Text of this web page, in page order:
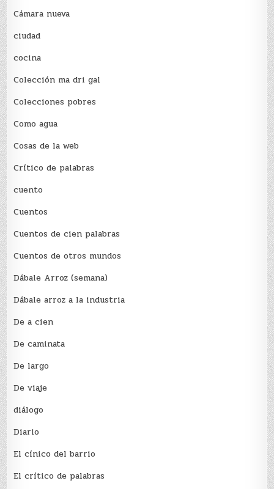
Cámara nueva
ciudad
cocina
Colección ma dri gal
Colecciones pobres
Como agua
Cosas de la web
Crítico de palabras
cuento
Cuentos
Cuentos de cien palabras
Cuentos de otros mundos
Dábale Arroz (semana)
Dábale arroz a la industria
De a cien
De caminata
De largo
De viaje
diálogo
Diario
El cínico del barrio
El crí­tico de palabras